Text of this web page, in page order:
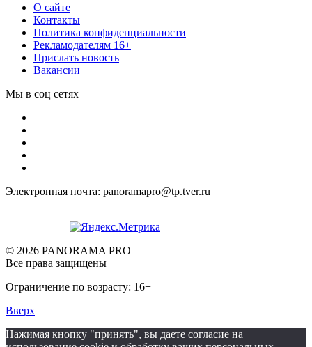
О сайте
Контакты
Политика конфиденциальности
Рекламодателям 16+
Прислать новость
Вакансии
Мы в соц сетях
Электронная почта: panoramapro@tp.tver.ru
© 2026 PANORAMA PRO
Все права защищены
Ограничение по возрасту: 16+
Вверх
Нажимая кнопку "принять", вы даете согласие на